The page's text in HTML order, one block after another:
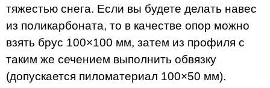
тяжестью снега. Если вы будете делать навес
из поликарбоната, то в качестве опор можно
взять брус 100×100 мм, затем из профиля с
таким же сечением выполнить обвязку
(допускается пиломатериал 100×50 мм).